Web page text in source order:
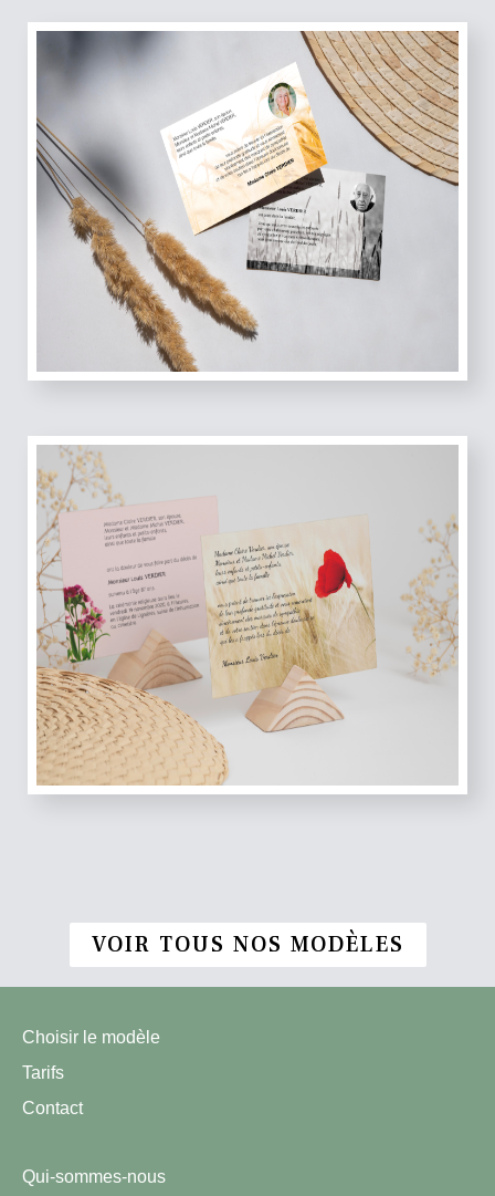
VOIR TOUS NOS MODÈLES
Choisir le modèle
Tarifs
Contact
Qui-sommes-nous